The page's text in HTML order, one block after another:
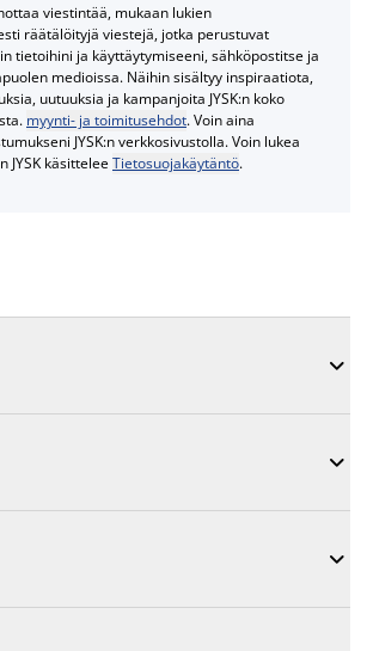
viestintää, mukaan lukien
räätälöityjä viestejä, jotka perustuvat
tietoihini ja käyttäytymiseeni, sähköpostitse ja
medioissa. Näihin sisältyy inspiraatiota,
uutuuksia ja kampanjoita JYSK:n koko
myynti- ja toimitusehdot. Voin aina
JYSK:n verkkosivustolla. Voin lukea
JYSK käsitteleeTietosuojakäytäntö.


